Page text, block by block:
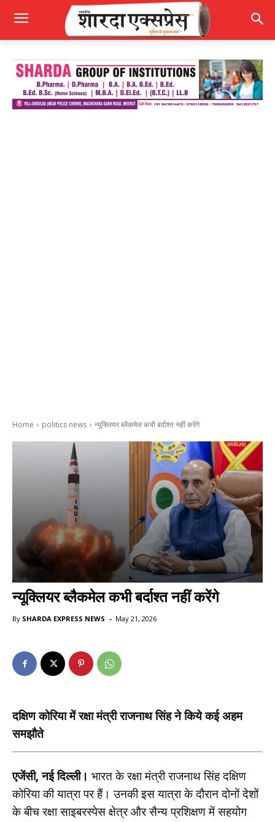
Home politics news न्यूक्लियर ब्लैकमेल कभी बर्दाश्त नहीं करेंगे
न्यूक्लियर ब्लैकमेल कभी बर्दाश्त नहीं करेंगे
By SHARDA EXPRESS NEWS - May 21, 2026
दक्षिण कोरिया में रक्षा मंत्री राजनाथ सिंह ने किये कई अहम
समझौते
एजेंसी, नई दिल्ली। भारत के रक्षा मंत्री राजनाथ सिंह दक्षिण
कोरिया की यात्रा पर हैं। उनकी इस यात्रा के दौरान दोनों देशों
के बीच रक्षा साइबरस्पेस क्षेत्र और सैन्य प्रशिक्षण में सहयोग